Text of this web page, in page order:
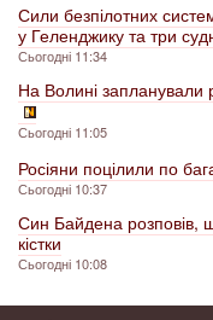
Сили безпілотних
у Геленджику та три
Сьогодні 11:34
На Волині запланували
Сьогодні 11:05
Росіяни поцілили по
Сьогодні 10:37
Син Байдена розповів,
кістки
Сьогодні 10:08